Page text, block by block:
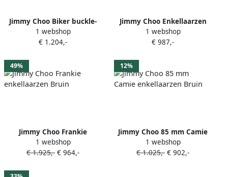
Jimmy Choo Biker buckle-
fastening boots Bruin
1 webshop
€ 1.204,-
Jimmy Choo Enkellaarzen
met vierkante neus Bruin
1 webshop
€ 987,-
49%
Jimmy Choo Frankie
enkellaarzen Bruin
1 webshop
€ 1.925,- € 964,-
12%
Jimmy Choo 85 mm Camie
enkellaarzen Bruin
1 webshop
€ 1.025,- € 902,-